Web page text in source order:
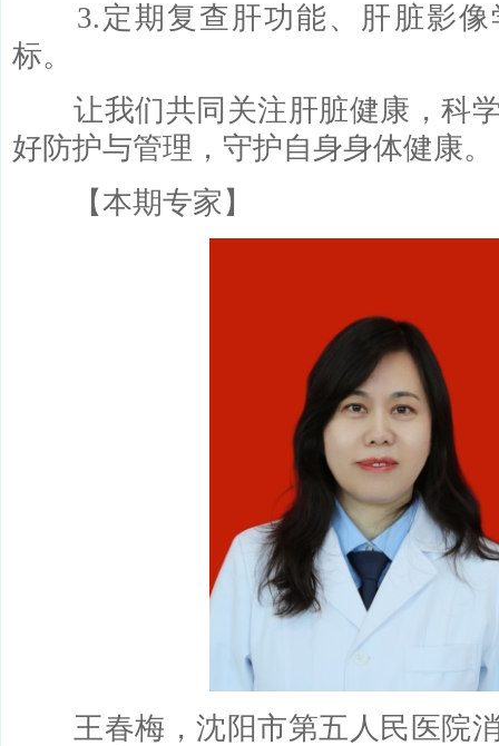
3.定期复查肝功能、肝脏影像
标。
让我们共同关注肝脏健康，科学
好防护与管理，守护自身身体健康。
【本期专家】
王春梅，沈阳市第五人民医院消